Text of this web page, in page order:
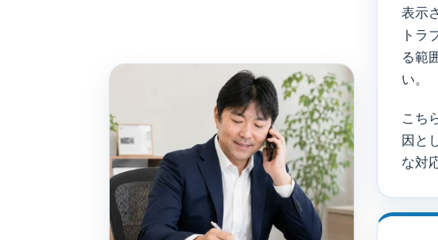
表示
トラ
る範
い。
こち
因と
な対